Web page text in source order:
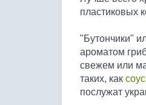
пластиковых
"Бутончики"
ароматом
свежем или
таких, как
послужат